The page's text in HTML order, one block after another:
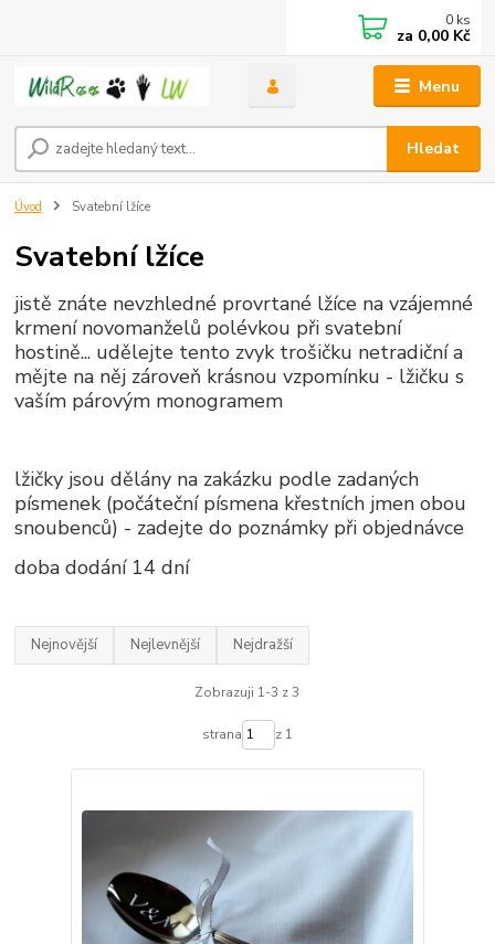
Menu
Hledat
0 ks
za 0,00 Kč
Úvod Svatební lžíce
Svatební lžíce
jistě znáte nevzhledné provrtané lžíce na vzájemné
krmení novomanželů polévkou při svatební
hostině... udělejte tento zvyk trošičku netradiční a
mějte na něj zároveň krásnou vzpomínku - lžičku s
vaším párovým monogramem
lžičky jsou dělány na zakázku podle zadaných
písmenek (počáteční písmena křestních jmen obou
snoubenců) - zadejte do poznámky při objednávce
doba dodání 14 dní
Nejnovější Nejlevnější Nejdražší
Zobrazuji 1-3 z 3
strana z 1